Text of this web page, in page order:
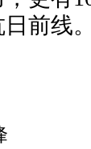
前线